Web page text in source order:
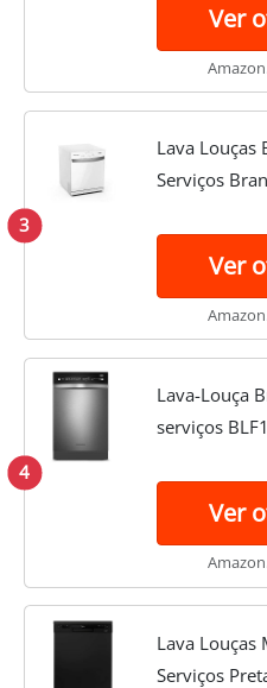
Ver
3
Lava Louças
Serviços
Ver
4
Lava-Louça
serviços
Ver
Lava Louças
Serviços